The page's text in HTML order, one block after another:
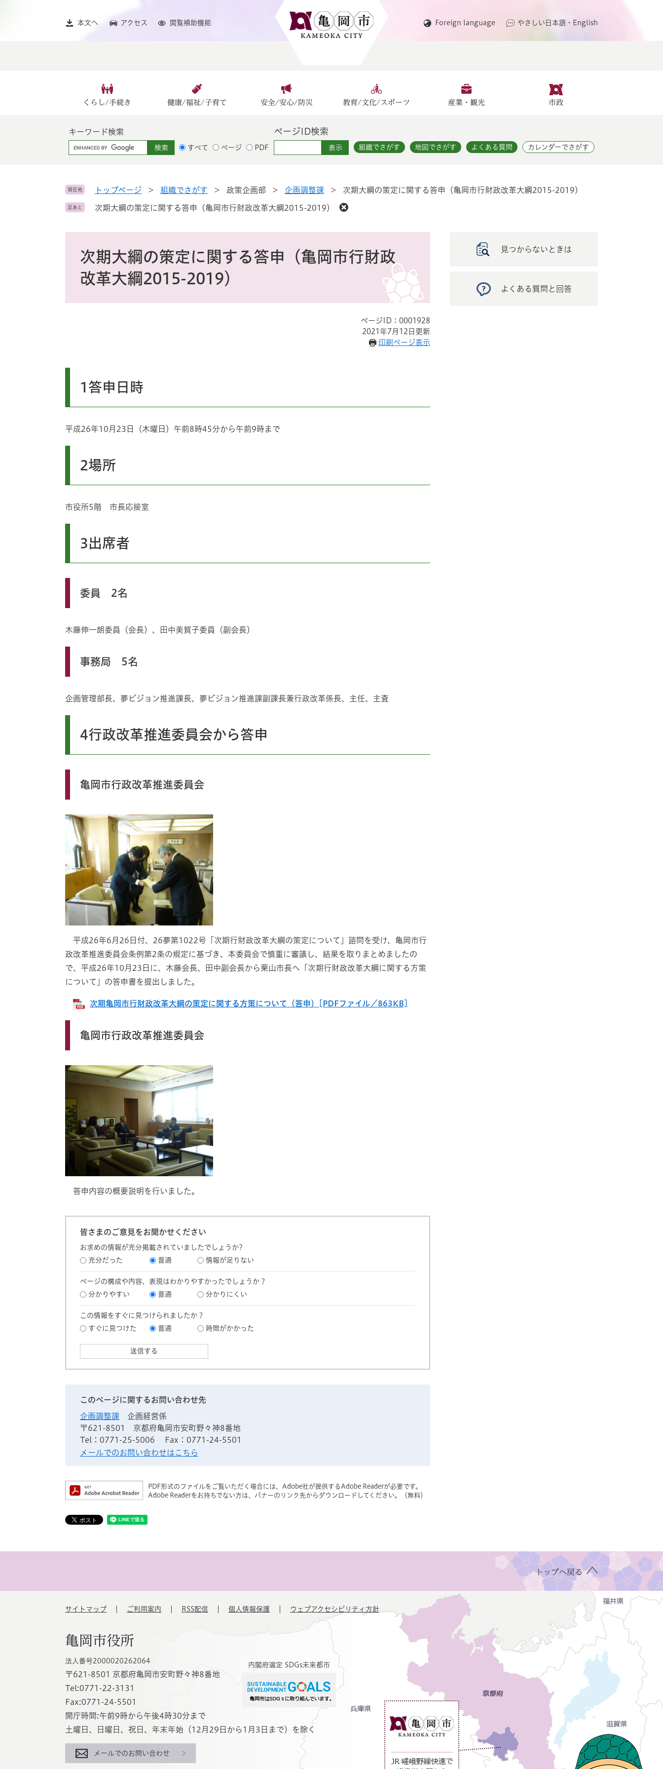
本文へ アクセス 閲覧補助機能 Foreign language やさしい日本語・English
くらし/手続き 健康/福祉/子育て 安全/安心/防災 教育/文化/スポーツ 産業・観光 市政
キーワード検索
G
o
l
カ
タ
すべて ページ PDF
ページID検索
組織でさがす 地図でさがす よくある質問 カレンダーでさがす
現在地 トップページ > 組織でさがす > 政策企画部 > 企画調整課 > 次期大綱の策定に関する答申（亀岡市行財政改革大綱2015-2019）
足あと 次期大綱の策定に関する答申（亀岡市行財政改革大綱2015-2019）
次期大綱の策定に関する答申（亀岡市行財政
改革大綱2015-2019）
ページID：0001928
2021年7月12日更新
印刷ページ表示
1答申日時
平成26年10月23日（木曜日）午前8時45分から午前9時まで
2場所
市役所5階 市長応接室
3出席者
委員 2名
木藤伸一朗委員（会長）、田中美賀子委員（副会長）
事務局 5名
企画管理部長、夢ビジョン推進課長、夢ビジョン推進課副課長兼行政改革係長、主任、主査
4行政改革推進委員会から答申
亀岡市行政改革推進委員会
平成26年6月26日付、26夢第1022号「次期行財政改革大綱の策定について」諮問を受け、亀岡市行
政改革推進委員会条例第2条の規定に基づき、本委員会で慎重に審議し、結果を取りまとめましたの
で、平成26年10月23日に、木藤会長、田中副会長から栗山市長へ「次期行財政改革大綱に関する方策
について」の答申書を提出しました。
次期亀岡市行財政改革大綱の策定に関する方策について（答申）[PDFファイル／863KB]
​亀岡市行政改革推進委員会
答申内容の概要説明を行いました。
皆さまのご意見をお聞かせください
お求めの情報が充分掲載されていましたでしょうか?
充分だった
普通 情報が足りない
ページの構成や内容、表現はわかりやすかったでしょうか？
分かりやすい
普通 分かりにくい
この情報をすぐに見つけられましたか？
すぐに見つけた
普通 時間がかかった
このページに関するお問い合わせ先
企画調整課
企画経営係
〒621-8501
京都府亀岡市安町野々神8番地
Tel：0771-25-5006
Fax：0771-24-5501
メールでのお問い合わせはこちら
PDF形式のファイルをご覧いただく場合には、Adobe社が提供するAdobe Readerが必要です。
Adobe Readerをお持ちでない方は、バナーのリンク先からダウンロードしてください。（無料）
見つからないときは
よくある質問と回答
トップへ戻る
サイトマップ ご利用案内 RSS配信 個人情報保護 ウェブアクセシビリティ方針
亀岡市役所
法人番号2000020262064
〒621-8501 京都府亀岡市安町野々神8番地
Tel:0771-22-3131
Fax:0771-24-5501
開庁時間:午前9時から午後4時30分まで
土曜日、日曜日、祝日、年末年始（12月29日から1月3日まで）を除く
内閣府選定 SDGs未来都市
メールでのお問い合わせ